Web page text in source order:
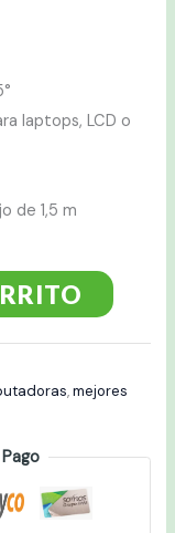
laptops, LCD o
de 1,5 m
,mejores